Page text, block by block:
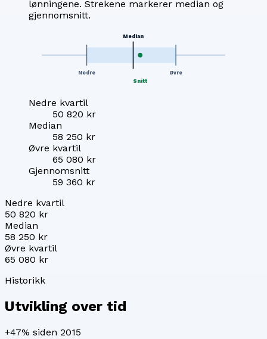
lønningene. Strekene markerer median og
gjennomsnitt.
Nedre
Median
Øvre
Snitt
Nedre kvartil
50 820 kr
Median
58 250 kr
Øvre kvartil
65 080 kr
Gjennomsnitt
59 360 kr
Nedre kvartil
50 820 kr
Median
58 250 kr
Øvre kvartil
65 080 kr
Historikk
Utvikling over tid
+47% siden 2015